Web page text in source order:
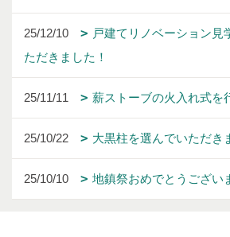
25/12/10
戸建てリノベーション見
ただきました！
25/11/11 薪ストーブの火入れ式を
25/10/22 大黒柱を選んでいただき
25/10/10 地鎮祭おめでとうござい